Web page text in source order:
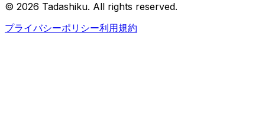
© 2026 Tadashiku. All rights reserved.
プライバシーポリシー利用規約